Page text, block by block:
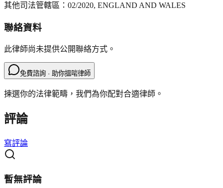
其他司法管轄區： 02/2020, ENGLAND AND WALES
聯絡資料
此律師尚未提供公開聯絡方式。
免費諮詢 · 助你搵啱律師
揀選你的法律範疇，我們為你配對合適律師。
評論
寫評論
暫無評論